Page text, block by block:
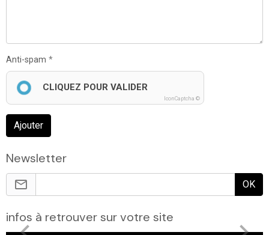
Anti-spam
CLIQUEZ POUR VALIDER
IconCaptcha ©
Ajouter
Newsletter
OK
infos à retrouver sur votre site